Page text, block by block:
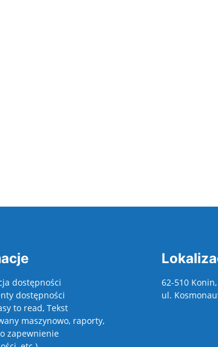
dostępności
dostępności
to read, Tekst
maszynowo, raporty,
zapewnienie
62-510 Konin,
ul.